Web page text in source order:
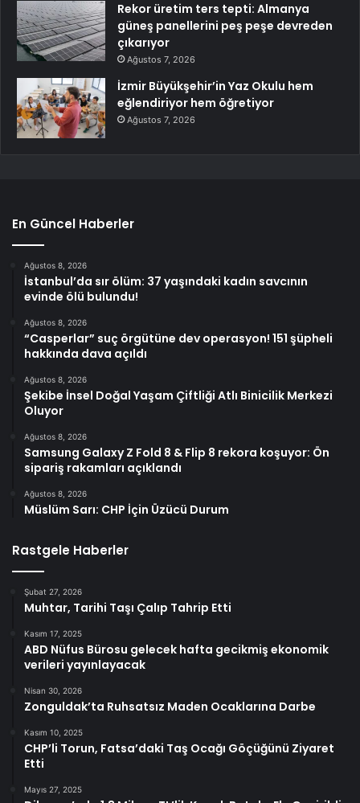
Rekor üretim ters tepti: Almanya
güneş panellerini peş peşe devreden
çıkarıyor
Ağustos 7, 2026
İzmir Büyükşehir’in Yaz Okulu hem
eğlendiriyor hem öğretiyor
Ağustos 7, 2026
En Güncel Haberler
Ağustos 8, 2026
İstanbul’da sır ölüm: 37 yaşındaki kadın savcının
evinde ölü bulundu!
Ağustos 8, 2026
“Casperlar” suç örgütüne dev operasyon! 151 şüpheli
hakkında dava açıldı
Ağustos 8, 2026
Şekibe İnsel Doğal Yaşam Çiftliği Atlı Binicilik Merkezi
Oluyor
Ağustos 8, 2026
Samsung Galaxy Z Fold 8 & Flip 8 rekora koşuyor: Ön
sipariş rakamları açıklandı
Ağustos 8, 2026
Müslüm Sarı: CHP İçin Üzücü Durum
Rastgele Haberler
Şubat 27, 2026
Muhtar, Tarihi Taşı Çalıp Tahrip Etti
Kasım 17, 2025
ABD Nüfus Bürosu gelecek hafta gecikmiş ekonomik
verileri yayınlayacak
Nisan 30, 2026
Zonguldak’ta Ruhsatsız Maden Ocaklarına Darbe
Kasım 10, 2025
CHP’li Torun, Fatsa’daki Taş Ocağı Göçüğünü Ziyaret
Etti
Mayıs 27, 2025